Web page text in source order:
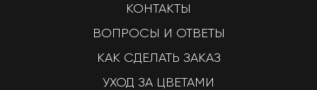
КОНТАКТЫ
ВОПРОСЫ И ОТВЕТЫ
КАК СДЕЛАТЬ ЗАКАЗ
УХОД ЗА ЦВЕТАМИ